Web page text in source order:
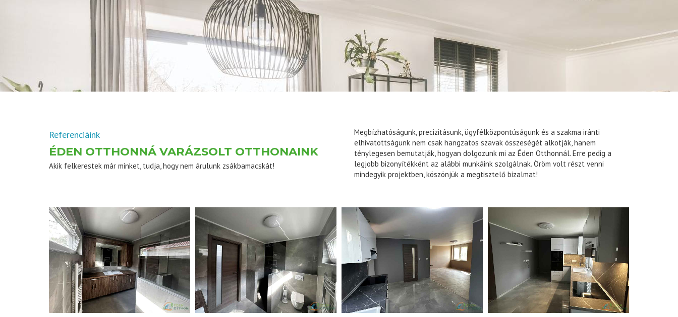
Referenciáink
ÉDEN OTTHONNÁ VARÁZSOLT OTTHONAINK
Akik felkerestek már minket, tudja, hogy nem árulunk zsákbamacskát!
Megbízhatóságunk, precizitásunk, ügyfélközpontúságunk és a szakma iránti
elhivatottságunk nem csak hangzatos szavak összeségét alkotják, hanem
ténylegesen bemutatják, hogyan dolgozunk mi az Éden Otthonnál. Erre pedig a
legjobb bizonyítékként az alábbi munkáink szolgálnak. Öröm volt részt venni
mindegyik projektben, köszönjük a megtisztelő bizalmat!